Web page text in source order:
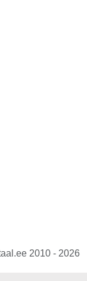
2010 - 2026